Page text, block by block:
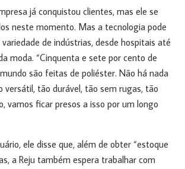
já conquistou clientes, mas ele se
neste momento. Mas a tecnologia pode
de indústrias, desde hospitais até
moda. “Cinquenta e sete por cento de
são feitas de poliéster. Não há nada
versátil, tão durável, tão sem rugas, tão
vamos ficar presos a isso por um longo
ele disse que, além de obter “estoque
a Reju também espera trabalhar com